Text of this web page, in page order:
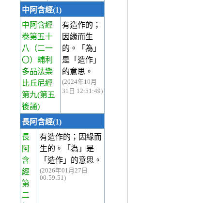
中阿含經(1)
中阿含經
卷第五十
八
（二一
〇）晡利
多品法樂
比丘尼經
第九(第五
後誦)
有造作的；
因緣而生
的。「為」
是「造作」
的意思。
(2024年10月
31日 12:51:49)
長阿含經(1)
長
阿
含
經
第
二
有造作的；因緣而
生的。「為」是
「造作」的意思。
(2026年01月27日
00:59:51)